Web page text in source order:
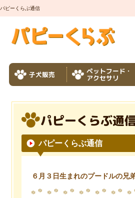
パピーくらぶ通信
子犬販売 ペットフード・
アクセサリ
パピーくらぶ通
パピーくらぶ通信
６月３日生まれのプードルの兄